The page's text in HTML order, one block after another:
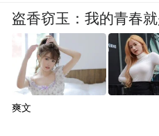
盗香窃玉：我的青春
爽文